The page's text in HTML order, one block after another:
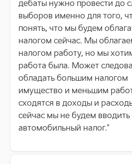
дебаты нужно провести до
выборов именно для того,
понять, что мы будем
налогом сейчас. Мы
налогом работу, но мы
работа была. Может
обладать большим налогом
имущество и меньшим
сходятся в доходы и
сейчас мы не будем вводить
автомобильный налог."